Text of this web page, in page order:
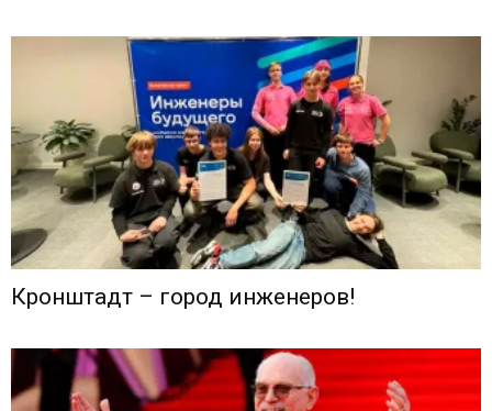
Кронштадт – город инженеров!